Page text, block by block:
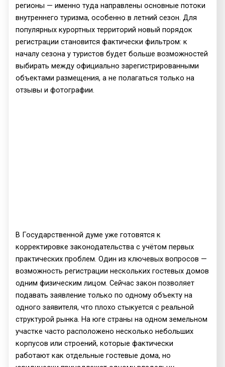
регионы — именно туда направлены основные потоки
внутреннего туризма, особенно в летний сезон. Для
популярных курортных территорий новый порядок
регистрации становится фактически фильтром: к
началу сезона у туристов будет больше возможностей
выбирать между официально зарегистрированными
объектами размещения, а не полагаться только на
отзывы и фотографии.
В Государственной думе уже готовятся к
корректировке законодательства с учётом первых
практических проблем. Один из ключевых вопросов —
возможность регистрации нескольких гостевых домов
одним физическим лицом. Сейчас закон позволяет
подавать заявление только по одному объекту на
одного заявителя, что плохо стыкуется с реальной
структурой рынка. На юге страны на одном земельном
участке часто расположено несколько небольших
корпусов или строений, которые фактически
работают как отдельные гостевые дома, но